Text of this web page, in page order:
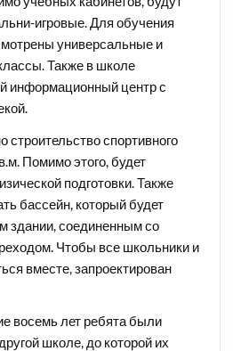
игровые. Для обучения
универсальные и
Также в школе
информационный центр с
строительство спортивного
Помимо этого, будет
подготовки. Также
бассейн, который будет
здании, соединенным со
Чтобы все школьники и
вместе, запроектирован
восемь лет ребята были
школе, до которой их